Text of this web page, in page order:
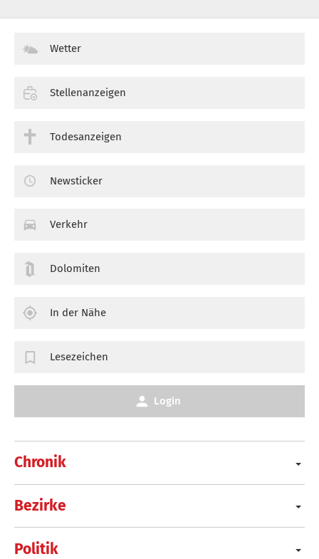
Chronik
Bezirke
Politik
Wetter
Stellenanzeigen
Todesanzeigen
Newsticker
Verkehr
Dolomiten
In der Nähe
Lesezeichen
Login